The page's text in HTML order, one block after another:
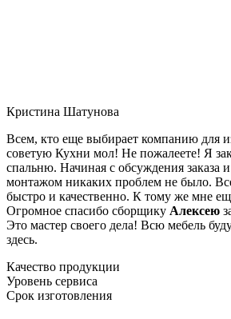
Кристина Шатунова
Всем, кто еще выбирает компанию для
советую Кухни мол! Не пожалеете! Я
спальню. Начиная с обсуждения заказа
монтажом никаких проблем не было.
быстро и качественно. К тому же мне
Огромное спасибо сборщику Алексею
Это мастер своего дела! Всю мебель
здесь.
Качество продукции
Уровень сервиса
Срок изготовления